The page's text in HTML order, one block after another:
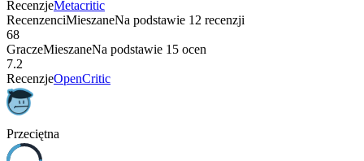
RecenzjeMetacritic
RecenzenciMieszaneNa podstawie 12 recenzji
68
GraczeMieszaneNa podstawie 15 ocen
7.2
RecenzjeOpenCritic
Przeciętna